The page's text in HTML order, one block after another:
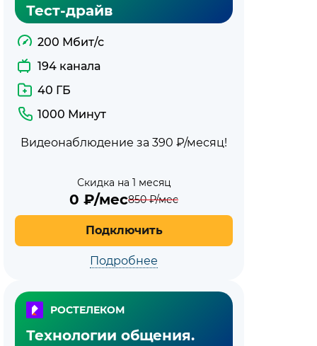
Тест-драйв
200 Мбит/с
194 канала
40 ГБ
1000 Минут
Видеонаблюдение за 390 ₽/месяц!
Скидка на 1 месяц
0 ₽/мес850₽/мес
Подключить
Подробнее
РОСТЕЛЕКОМ
Технологии общения.